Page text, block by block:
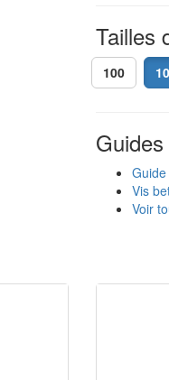
Tailles
100
Vis
Voir